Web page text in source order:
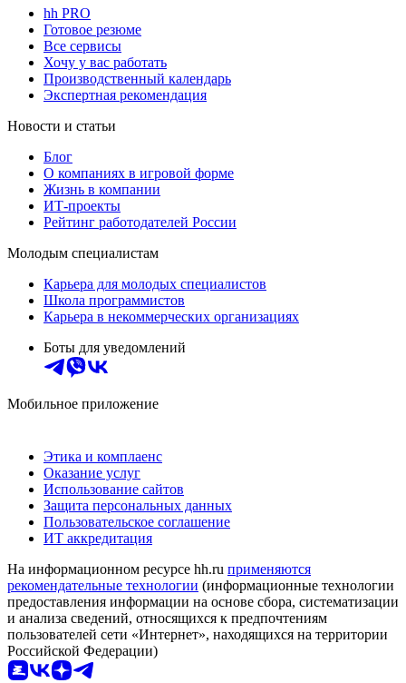
hh PRO
Готовое резюме
Все сервисы
Хочу у вас работать
Производственный календарь
Экспертная рекомендация
Новости и статьи
Блог
О компаниях в игровой форме
Жизнь в компании
ИТ-проекты
Рейтинг работодателей России
Молодым специалистам
Карьера для молодых специалистов
Школа программистов
Карьера в некоммерческих организациях
Боты для уведомлений
Мобильное приложение
Этика и комплаенс
Оказание услуг
Использование сайтов
Защита персональных данных
Пользовательское соглашение
ИТ аккредитация
На информационном ресурсе hh.ru применяются
рекомендательные технологии (информационные технологии
предоставления информации на основе сбора, систематизации
и анализа сведений, относящихся к предпочтениям
пользователей сети «Интернет», находящихся на территории
Российской Федерации)